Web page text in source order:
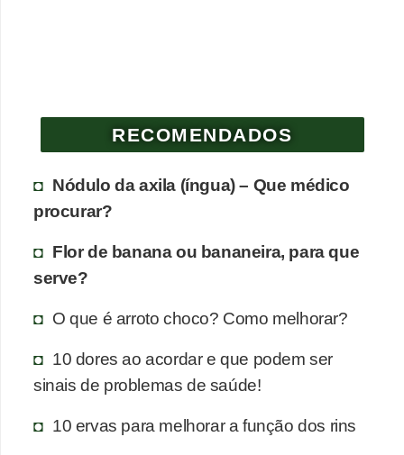
RECOMENDADOS
Nódulo da axila (íngua) – Que médico
procurar?
Flor de banana ou bananeira, para que
serve?
O que é arroto choco? Como melhorar?
10 dores ao acordar e que podem ser
sinais de problemas de saúde!
10 ervas para melhorar a função dos rins
n
t
a
m
e
d
c
i
n